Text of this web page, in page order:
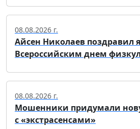
08.08.2026 г.
Айсен Николаев поздравил
Всероссийским днем
08.08.2026 г.
Мошенники придумали
с «экстрасенсами»